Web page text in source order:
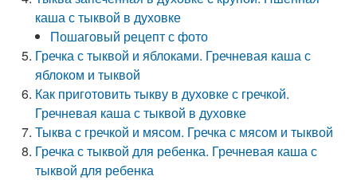
каша с тыквой в духовке
Пошаговый рецепт с фото
Гречка с тыквой и яблоками. Гречневая каша с
яблоком и тыквой
Как приготовить тыкву в духовке с гречкой.
Гречневая каша с тыквой в духовке
Тыква с гречкой и мясом. Гречка с мясом и тыквой
Гречка с тыквой для ребенка. Гречневая каша с
тыквой для ребенка